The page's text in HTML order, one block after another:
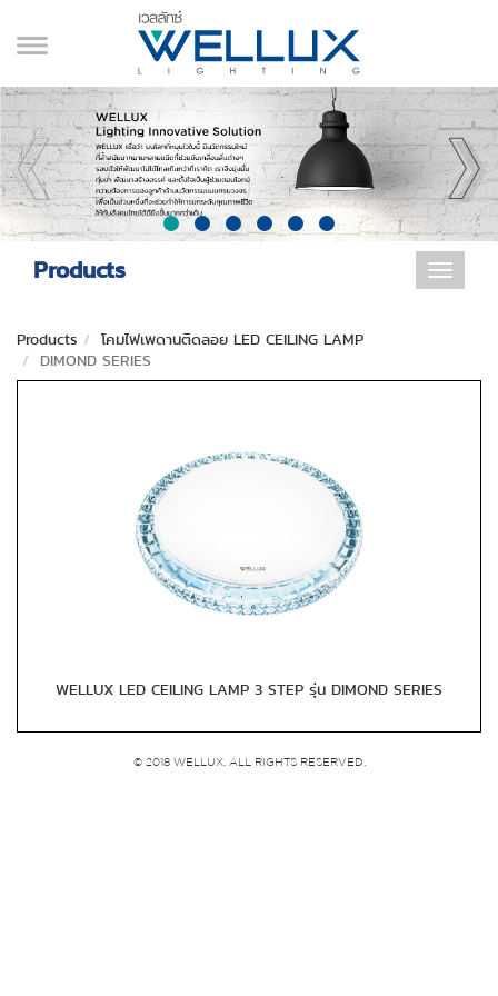
Toggle
Products
Products
โคมไฟเพดานติดลอย LED CEILING LAMP
DIMOND SERIES
WELLUX LED CEILING LAMP 3 STEP รุ่น DIMOND SERIES
© 2018 WELLUX. ALL RIGHTS RESERVED.